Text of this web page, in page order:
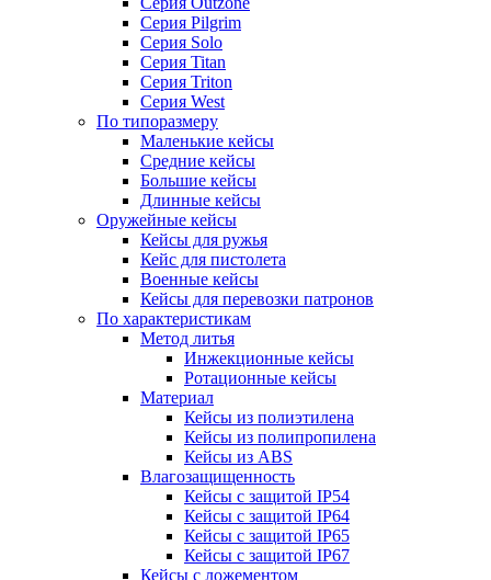
Серия Pilgrim
Серия Solo
Серия Titan
Серия Triton
Серия West
По типоразмеру
Маленькие кейсы
Средние кейсы
Большие кейсы
Длинные кейсы
Оружейные кейсы
Кейсы для ружья
Кейс для пистолета
Военные кейсы
Кейсы для перевозки патронов
По характеристикам
Метод литья
Инжекционные кейсы
Ротационные кейсы
Материал
Кейсы из полиэтилена
Кейсы из полипропилена
Кейсы из ABS
Влагозащищенность
Кейсы c защитой IP54
Кейсы c защитой IP64
Кейсы c защитой IP65
Кейсы c защитой IP67
Кейсы с ложементом